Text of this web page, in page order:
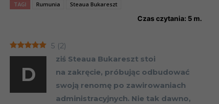
TAGI Rumunia Steaua Bukareszt
Czas czytania: 5 m.
5 (2)
D
ziś Steaua Bukareszt stoi
na zakręcie, próbując odbudować
swoją renomę po zawirowaniach
administracyjnych. Nie tak dawno,